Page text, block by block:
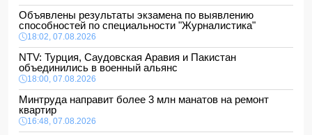
Объявлены результаты экзамена по выявлению
способностей по специальности "Журналистика"
18:02, 07.08.2026
NTV: Турция, Саудовская Аравия и Пакистан
объединились в военный альянс
18:00, 07.08.2026
Минтруда направит более 3 млн манатов на ремонт
квартир
16:48, 07.08.2026